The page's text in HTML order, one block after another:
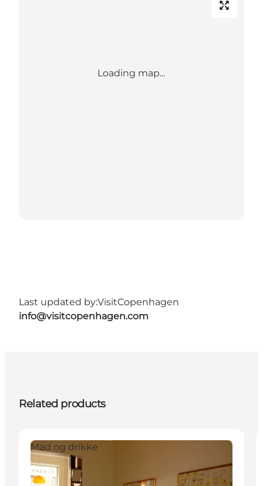
Loading map...
Last updated by:VisitCopenhagen
info@visitcopenhagen.com
Related products
Mad og drikke